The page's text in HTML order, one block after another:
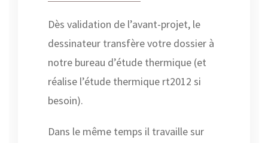
Dès validation de l’avant-projet, le
dessinateur transfère votre dossier à
notre bureau d’étude thermique (et
réalise l’étude thermique rt2012 si
besoin).
Dans le même temps il travaille sur